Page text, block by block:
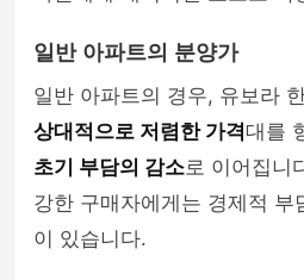
일반 아파트의 분양가
일반 아파트의 경우, 유보라
상대적으로 저렴한 가격대를
초기 부담의 감소로 이어집니
강한 구매자에게는 경제적 부
이 있습니다.